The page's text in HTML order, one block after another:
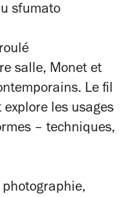
sfumato
salle, Monet et
Le fil
les usages
– techniques,